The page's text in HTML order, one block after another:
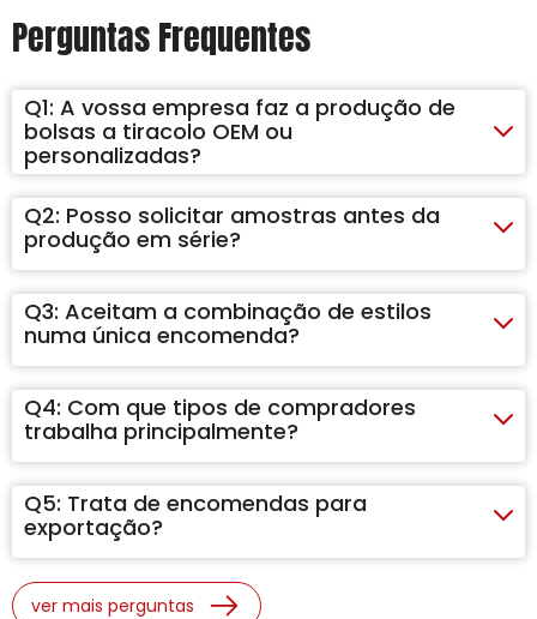
Perguntas Frequentes
Q1: A vossa empresa faz a produção de
bolsas a tiracolo OEM ou
personalizadas?
Q2: Posso solicitar amostras antes da
produção em série?
Q3: Aceitam a combinação de estilos
numa única encomenda?
Q4: Com que tipos de compradores
trabalha principalmente?
Q5: Trata de encomendas para
exportação?
ver mais perguntas